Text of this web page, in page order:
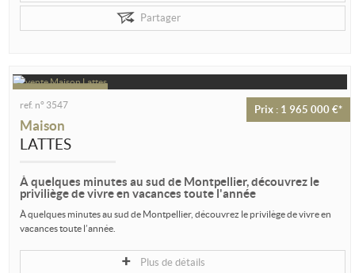
Partager
Prix : 1 965 000 €*
ref. n° 3547
Maison
LATTES
À quelques minutes au sud de Montpellier, découvrez le
priviliège de vivre en vacances toute l'année
À quelques minutes au sud de Montpellier, découvrez le privilège de vivre en
vacances toute l’année.
Et si votre prochain voyage commençait dès le...
Plus de détails